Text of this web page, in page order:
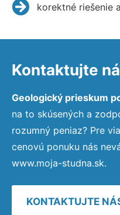
korektné riešenie
Kontaktujte
Geologický prieskum
na to skúsených a
rozumný peniaz? Pre
cenovú ponuku nás
www.moja-studna.sk.
KONTAKTUJTE